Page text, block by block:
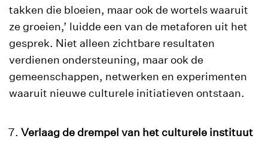
takken die bloeien, maar ook de wortels waaruit
ze groeien,’ luidde een van de metaforen uit het
gesprek. Niet alleen zichtbare resultaten
verdienen ondersteuning, maar ook de
gemeenschappen, netwerken en experimenten
waaruit nieuwe culturele initiatieven ontstaan.
Verlaag de drempel van het culturele instituut